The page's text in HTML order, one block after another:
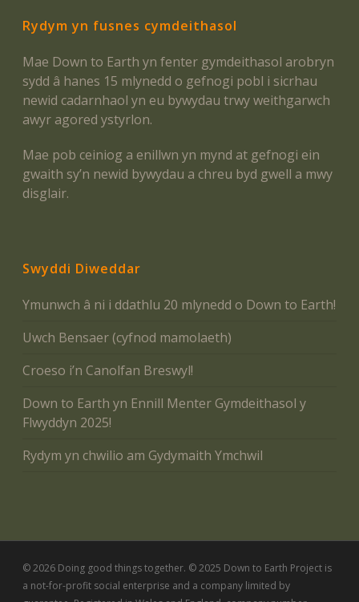
Rydym yn fusnes cymdeithasol
Mae Down to Earth yn fenter gymdeithasol arobryn
sydd â hanes 15 mlynedd o gefnogi pobl i sicrhau
newid cadarnhaol yn eu bywydau trwy weithgarwch
awyr agored ystyrlon.
Mae pob ceiniog a enillwn yn mynd at gefnogi ein
gwaith sy’n newid bywydau a chreu byd gwell a mwy
disglair.
Swyddi Diweddar
Ymunwch â ni i ddathlu 20 mlynedd o Down to Earth!
Uwch Bensaer (cyfnod mamolaeth)
Croeso i’n Canolfan Breswyl!
Down to Earth yn Ennill Menter Gymdeithasol y
Flwyddyn 2025!
Rydym yn chwilio am Gydymaith Ymchwil
© 2026 Doing good things together. © 2025 Down to Earth Project is
a not-for-profit social enterprise and a company limited by